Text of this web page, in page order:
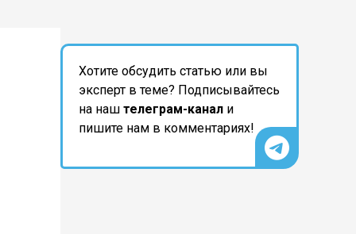
Хотите обсудить статью или вы
эксперт в теме? Подписывайтесь
на наш телеграм-канал и
пишите нам в комментариях!